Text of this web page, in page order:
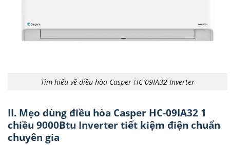
Tìm hiểu về điều hòa Casper HC-09IA32 Inverter
II. Mẹo dùng điều hòa Casper HC-09IA32 1
chiều 9000Btu Inverter tiết kiệm điện chuẩn
chuyên gia